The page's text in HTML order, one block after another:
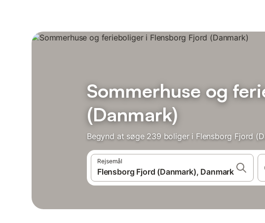
Sommerhuse og
(Danmark)
Begynd at søge 239 boliger i Flensborg Fjord
Rejsemål